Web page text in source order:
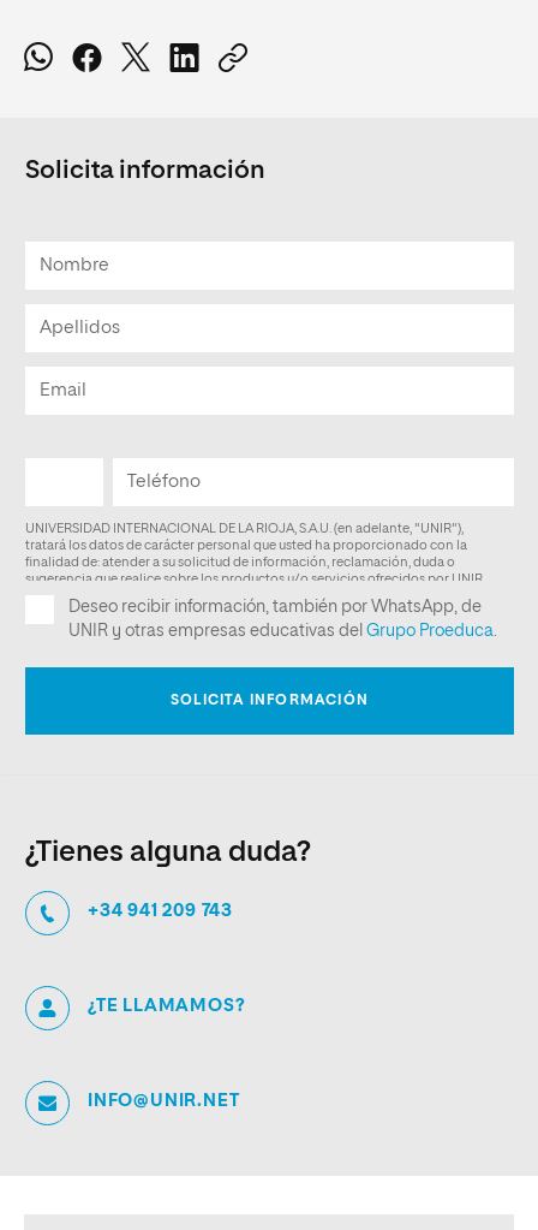
Solicita información
¿Tienes alguna duda?
+34 941 209 743
¿TE LLAMAMOS?
INFO@UNIR.NET